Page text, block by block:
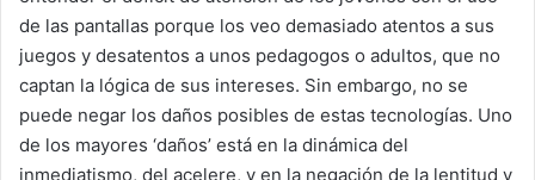
de las pantallas porque los veo demasiado atentos a sus
juegos y desatentos a unos pedagogos o adultos, que no
captan la lógica de sus intereses. Sin embargo, no se
puede negar los daños posibles de estas tecnologías. Uno
de los mayores ‘daños’ está en la dinámica del
inmediatismo, del acelere, y en la negación de la lentitud y